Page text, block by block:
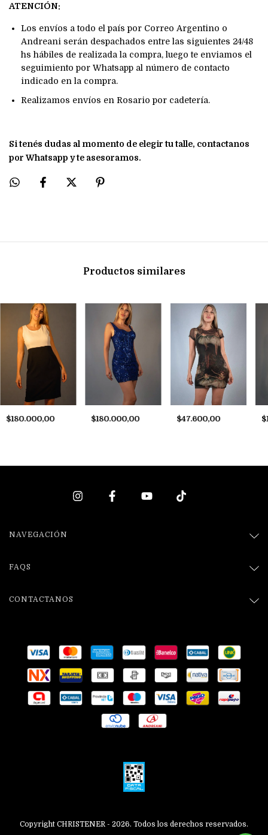
ATENCIÓN:
Los envíos a todo el país por Correo Argentino o
Andreani serán despachados entre las siguientes 24/48
hs hábiles de realizada la compra, luego te enviamos el
seguimiento por Whatsapp al número de contacto
indicado en la compra.
Realizamos envíos en Rosario por cadetería.
Si tenés dudas al momento de elegir tu talle, contactanos
por Whatsapp y te asesoramos.
Productos similares
$180.000,00 $180.000,00 $47.600,00
NAVEGACIÓN
FAQS
CONTACTANOS
Copyright CHRISTENER - 2026. Todos los derechos reservados.